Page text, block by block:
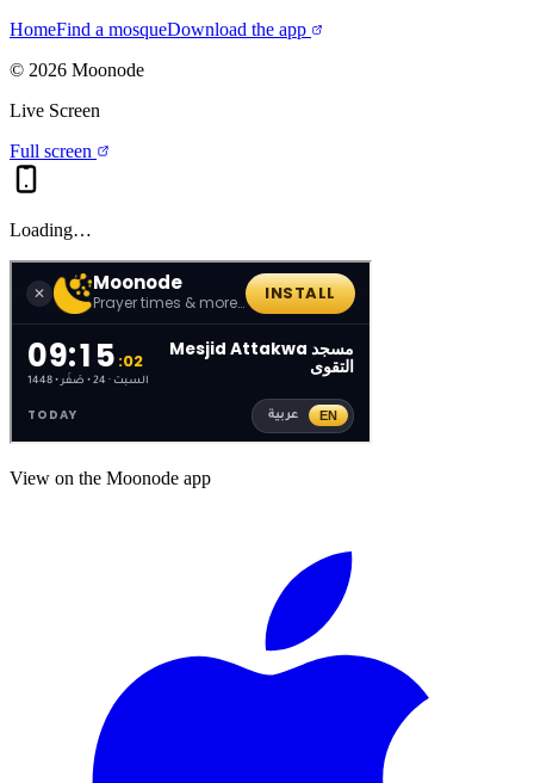
HomeFind a mosqueDownload the app
© 2026 Moonode
Live Screen
Full screen
Loading…
View on the Moonode app